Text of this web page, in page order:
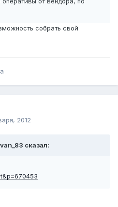
собрать свой
2012
сказал: